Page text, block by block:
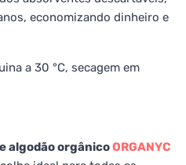
economizando dinheiro e
a 30 °C, secagem em
algodão orgânicoORGANYC